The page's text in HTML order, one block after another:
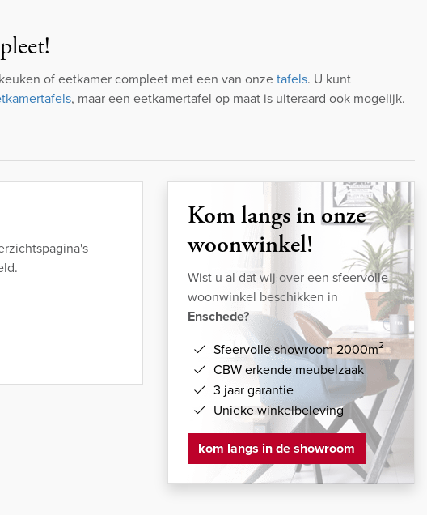
of eetkamer compleet met een van onzetafels. U kunt
, maar een eetkamertafel op maat is uiteraard ook mogelijk.
Kom langs in onze
woonwinkel!
Wist u al dat wij over een sfeervolle
woonwinkel beschikken in
Enschede?
Sfeervolle showroom 2000m2
CBW erkende meubelzaak
3 jaar garantie
Unieke winkelbeleving
kom langs in de showroom